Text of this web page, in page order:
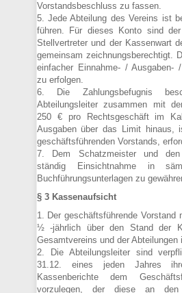
Vorstandsbeschluss zu fassen.
5. Jede Abteilung des Vereins ist
führen. Für dieses Konto sind
Stellvertreter und der Kassenwart
gemeinsam zeichnungsberechtigt.
einfacher Einnahme- / Ausgaben-
zu erfolgen.
6. Die Zahlungsbefugnis
Abteilungsleiter zusammen mit
250 € pro Rechtsgeschäft im
Ausgaben über das Limit hinaus,
geschäftsführenden Vorstands,
7. Dem Schatzmeister und den
ständig Einsichtnahme in
Buchführungsunterlagen zu
§ 3 Kassenaufsicht
1. Der geschäftsführende Vorstand
½ -jährlich über den Stand der
Gesamtvereins und der Abteilungen
2. Die Abteilungsleiter sind
31.12. eines jeden Jahres
Kassenberichte dem
vorzulegen, der diese an den